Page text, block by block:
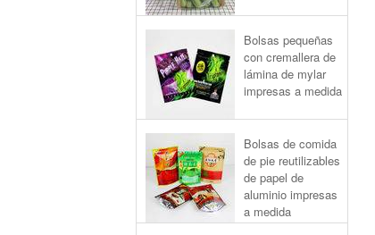
Bolsas pequeñas
con cremallera de
lámina de mylar
impresas a medida
Bolsas de comida
de pie reutilizables
de papel de
aluminio impresas
a medida